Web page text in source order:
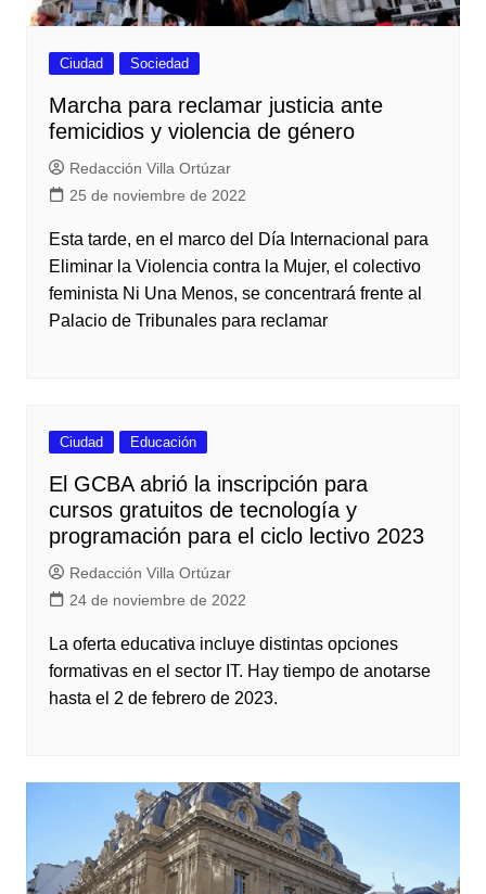
Ciudad Sociedad
Marcha para reclamar justicia ante
femicidios y violencia de género
Redacción Villa Ortúzar
25 de noviembre de 2022
Esta tarde, en el marco del Día Internacional para
Eliminar la Violencia contra la Mujer, el colectivo
feminista Ni Una Menos, se concentrará frente al
Palacio de Tribunales para reclamar
Ciudad Educación
El GCBA abrió la inscripción para
cursos gratuitos de tecnología y
programación para el ciclo lectivo 2023
Redacción Villa Ortúzar
24 de noviembre de 2022
La oferta educativa incluye distintas opciones
formativas en el sector IT. Hay tiempo de anotarse
hasta el 2 de febrero de 2023.